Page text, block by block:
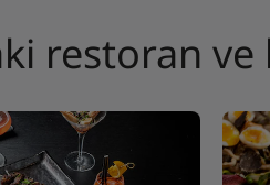
restoran ve